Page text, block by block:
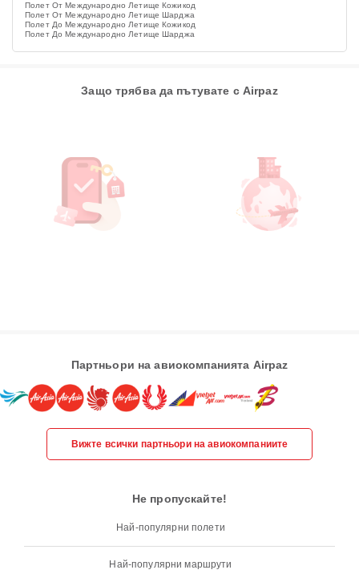
Полет От Международно Летище Кожикод
Полет От Международно Летище Шарджа
Полет До Международно Летище Кожикод
Полет До Международно Летище Шарджа
Защо трябва да пътувате с Airpaz
Партньори на авиокомпанията Airpaz
Вижте всички партньори на авиокомпаниите
Не пропускайте!
Най-популярни полети
Най-популярни маршрути